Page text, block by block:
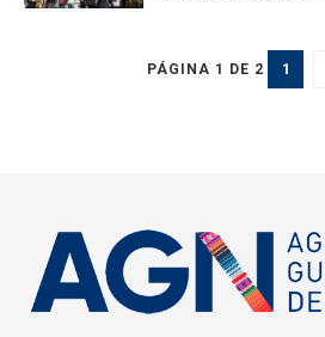
PÁGINA 1 DE 2 1